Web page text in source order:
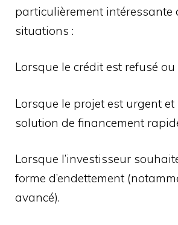
particulièrement intéressante
situations :
Lorsque le crédit est refusé
Lorsque le projet est urgent et
solution de financement
Lorsque l’investisseur
forme d’endettement
avancé).